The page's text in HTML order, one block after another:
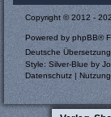
Copyright © 2012 -
Powered byphpBB®
Deutsche
Style: Silver-Blue by
Datenschutz